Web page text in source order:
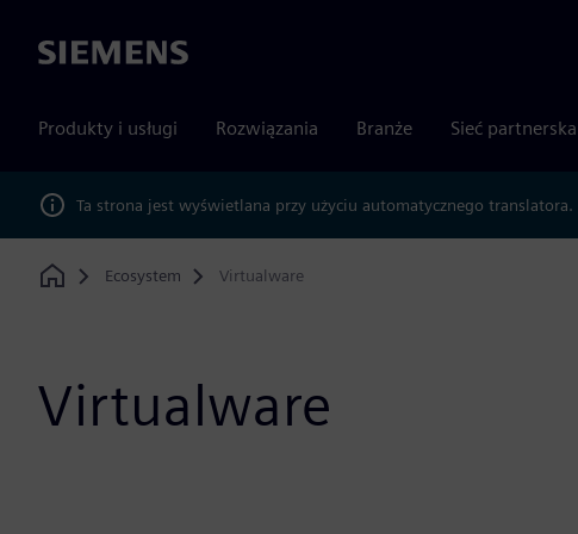
Siemens
Produkty i usługi Rozwiązania Branże Sieć partnerska
Ta strona jest wyświetlana przy użyciu automatycznego translatora.
Home
Ecosystem Virtualware
Virtualware